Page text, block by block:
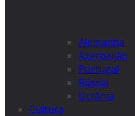
Alemanha
Azerbaijão
Portugal
Rússia
Ucrânia
Cultura